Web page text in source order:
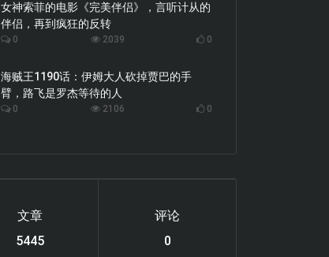
女神索菲的电影《完美伴侣》，言听计从的
伴侣，再到疯狂的反转
0 2039 0
海贼王1190话：伊姆大人砍掉贾巴的手
臂，路飞是罗杰等待的人
0 2106 0
文章
6119
评论
0